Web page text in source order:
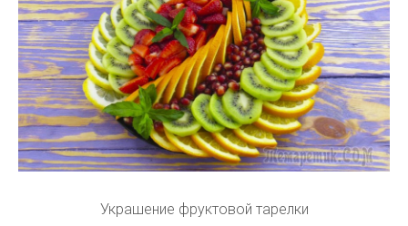
Украшение фруктовой тарелки